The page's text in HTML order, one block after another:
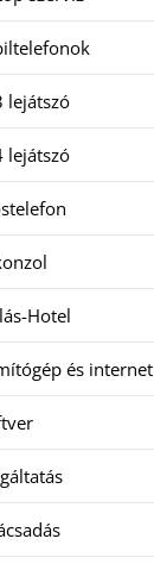
lejátszó
lejátszó
Hotel
és internet